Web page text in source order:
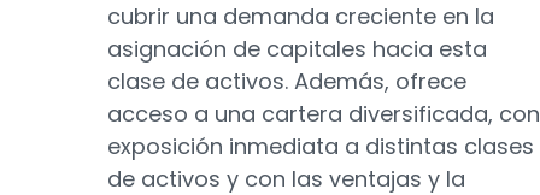
cubrir una demanda creciente en la
asignación de capitales hacia esta
clase de activos. Además, ofrece
acceso a una cartera diversificada, con
exposición inmediata a distintas clases
de activos y con las ventajas y la